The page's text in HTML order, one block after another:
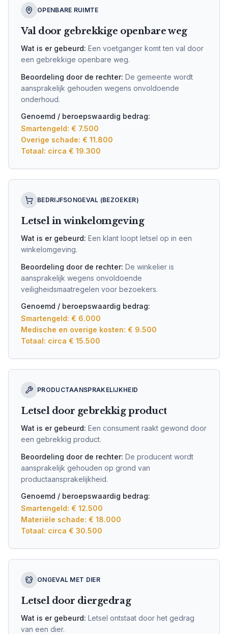
OPENBARE RUIMTE
Val door gebrekkige openbare weg
Wat is er gebeurd: Een voetganger komt ten val door
een gebrekkige openbare weg.
Beoordeling door de rechter: De gemeente wordt
aansprakelijk gehouden wegens onvoldoende
onderhoud.
Genoemd / beroepswaardig bedrag:
Smartengeld: € 7.500
Overige schade: € 11.800
Totaal: circa € 19.300
BEDRIJFSONGEVAL (BEZOEKER)
Letsel in winkelomgeving
Wat is er gebeurd: Een klant loopt letsel op in een
winkelomgeving.
Beoordeling door de rechter: De winkelier is
aansprakelijk wegens onvoldoende
veiligheidsmaatregelen voor bezoekers.
Genoemd / beroepswaardig bedrag:
Smartengeld: € 6.000
Medische en overige kosten: € 9.500
Totaal: circa € 15.500
PRODUCTAANSPRAKELIJKHEID
Letsel door gebrekkig product
Wat is er gebeurd: Een consument raakt gewond door
een gebrekkig product.
Beoordeling door de rechter: De producent wordt
aansprakelijk gehouden op grond van
productaansprakelijkheid.
Genoemd / beroepswaardig bedrag:
Smartengeld: € 12.500
Materiële schade: € 18.000
Totaal: circa € 30.500
ONGEVAL MET DIER
Letsel door diergedrag
Wat is er gebeurd: Letsel ontstaat door het gedrag
van een dier.